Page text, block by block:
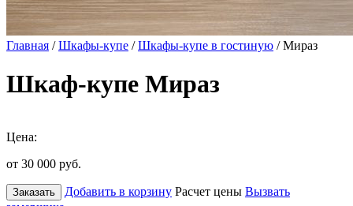
Главная /Шкафы-купе /Шкафы-купе в гостиную / Мираз
Шкаф-купе Мираз
Цена:
от 30 000 руб.
Заказать Добавить в корзину Расчет цены Вызвать